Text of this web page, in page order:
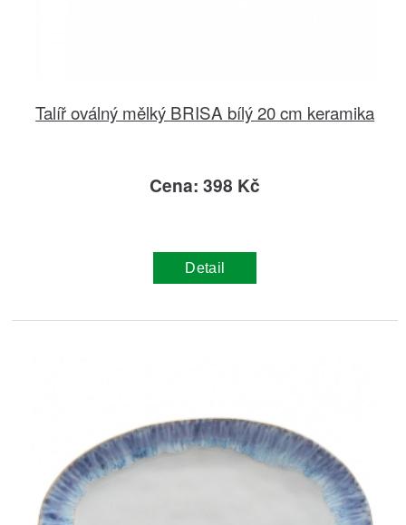
Talíř oválný mělký BRISA bílý 20 cm keramika
Cena: 398 Kč
Detail